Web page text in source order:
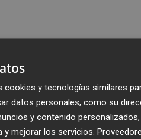
y tecnologías similares
datos personales, como su
y contenido
mejorar los servicios.